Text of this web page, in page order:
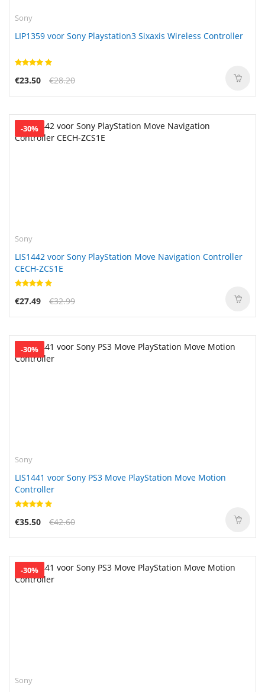
Sony
LIP1359 voor Sony Playstation3 Sixaxis Wireless Controller
€23.50 €28.20
-30%
Sony
LIS1442 voor Sony PlayStation Move Navigation Controller
CECH-ZCS1E
€27.49 €32.99
-30%
Sony
LIS1441 voor Sony PS3 Move PlayStation Move Motion
Controller
€35.50 €42.60
-30%
Sony